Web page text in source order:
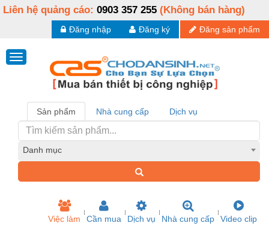
Liên hệ quảng cáo: 0903 357 255 (Không bán hàng)
Đăng sản phẩm
Đăng ký
Đăng nhập
Sản phẩm Nhà cung cấp Dịch vụ
Danh mục
Việc làm Cần mua Dịch vụ Nhà cung cấp Video clip